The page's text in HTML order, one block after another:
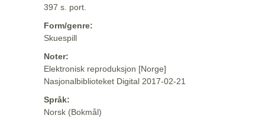
397 s. port.
Form/genre:
Skuespill
Noter:
Elektronisk reproduksjon [Norge]
Nasjonalbiblioteket Digital 2017-02-21
Språk:
Norsk (Bokmål)